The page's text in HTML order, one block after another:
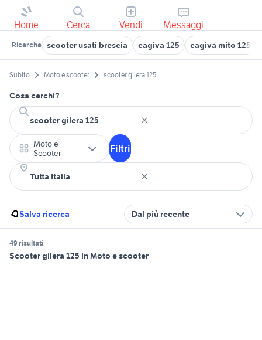
Home Cerca Vendi Messaggi
Ricerche scooter usati brescia cagiva 125 cagiva mito 125
Subito Moto e scooter scooter gilera 125
Cosa cerchi?
Moto e
Scooter
Filtri
Salva ricerca Dal più recente
49 risultati
Scooter gilera 125 in Moto e scooter